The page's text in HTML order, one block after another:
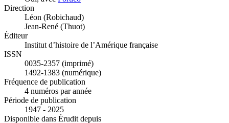
Direction
Léon (Robichaud)
Jean-René (Thuot)
Éditeur
Institut d’histoire de l’Amérique française
ISSN
0035-2357 (imprimé)
1492-1383 (numérique)
Fréquence de publication
4 numéros par année
Période de publication
1947 - 2025
Disponible dans Érudit depuis